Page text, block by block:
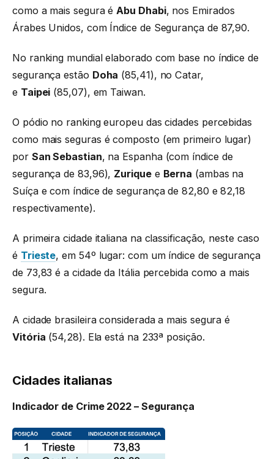
como a mais segura é Abu Dhabi, nos Emirados
Árabes Unidos, com Índice de Segurança de 87,90.
No ranking mundial elaborado com base no índice de
segurança estão Doha (85,41), no Catar,
e Taipei (85,07), em Taiwan.
O pódio no ranking europeu das cidades percebidas
como mais seguras é composto (em primeiro lugar)
por San Sebastian, na Espanha (com índice de
segurança de 83,96), Zuriquee Berna (ambas na
Suíça e com índice de segurança de 82,80 e 82,18
respectivamente).
A primeira cidade italiana na classificação, neste caso
é Trieste, em 54º lugar: com um índice de segurança
de 73,83 é a cidade da Itália percebida como a mais
segura.
A cidade brasileira considerada a mais segura é
Vitória (54,28). Ela está na 233ª posição.
Cidades italianas
Indicador de Crime 2022 – Segurança